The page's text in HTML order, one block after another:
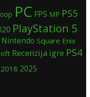
PC FPS MP PS5
PlayStation 5
Nintendo Square Enix
Recenzija igre PS4
2018 2025